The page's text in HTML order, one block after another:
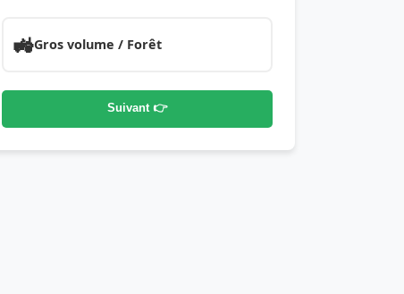
🚜Gros volume / Forêt
Suivant 👉